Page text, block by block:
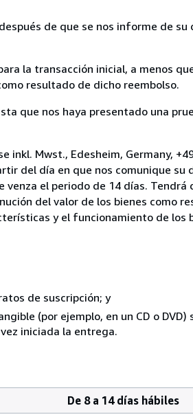
de que se nos informe de
la transacción inicial, a menos
resultado de dicho reembolso.
que nos haya presentado una
Mwst., Edesheim, Germany,
del día en que nos comunique
el periodo de 14 días. Tendrá
del valor de los bienes como
y el funcionamiento de los
de suscripción; y
(por ejemplo, en un CD o DVD)
iniciada la entrega.
De 8 a 14 días hábiles